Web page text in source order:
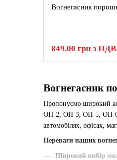
Вогнегасник
Пропонуємо широкий
ОП-2, ОП-3, ОП-5, ОП-6,
автомобілях, офісах,
Переваги наших
Широкий вибір
Вогнегасник
849.00 грн з ПДВ